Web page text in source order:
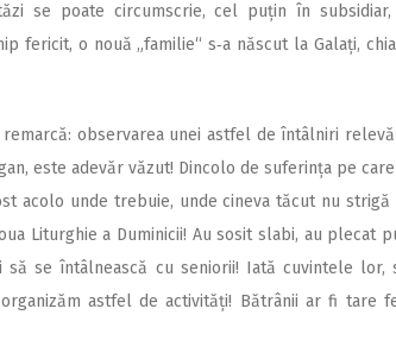
se poate circumscrie, cel puțin în
fericit, o nouă „familie“ s‑a născut la Galați,
observarea unei astfel de întâlniri
este adevăr văzut! Dincolo de suferința pe
acolo unde trebuie, unde cineva tăcut nu strigă
Liturghie a Duminicii! Au sosit slabi, au plecat
se întâlnească cu seniorii! Iată cuvintele lor,
astfel de activități! Bătrânii ar fi tare